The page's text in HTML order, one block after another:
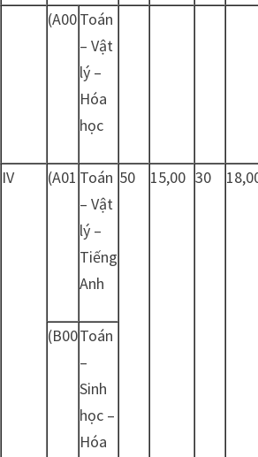
(A00Toán
– Vật
lý –
Hóa
học
IV (A01 Toán
– Vật
lý –
Tiếng
Anh
50 15,00 30
(B00Toán
–
Sinh
học –
Hóa